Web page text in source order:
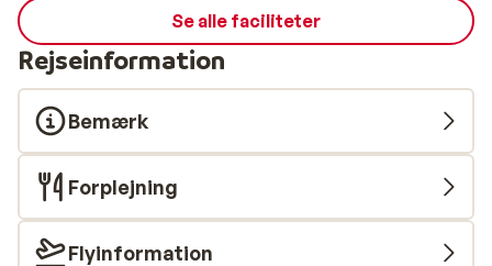
Se alle faciliteter
Rejseinformation
Bemærk
Forplejning
Flyinformation